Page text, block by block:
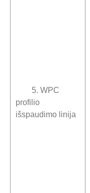
5. WPC
profilio
išspaudimo linija